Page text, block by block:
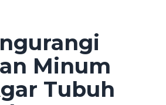
Minum
Tubuh